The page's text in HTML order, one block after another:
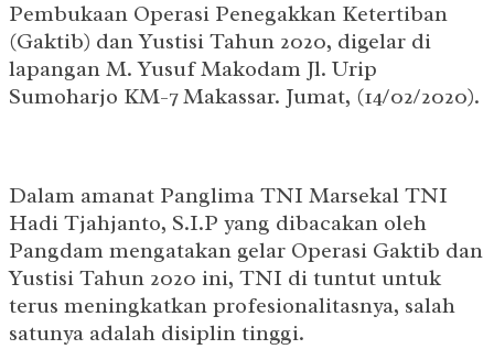
Pembukaan Operasi Penegakkan Ketertiban
(Gaktib) dan Yustisi Tahun 2020, digelar di
lapangan M. Yusuf Makodam Jl. Urip
Sumoharjo KM-7 Makassar. Jumat, (14/02/2020).
Dalam amanat Panglima TNI Marsekal TNI
Hadi Tjahjanto, S.I.P yang dibacakan oleh
Pangdam mengatakan gelar Operasi Gaktib dan
Yustisi Tahun 2020 ini, TNI di tuntut untuk
terus meningkatkan profesionalitasnya, salah
satunya adalah disiplin tinggi.